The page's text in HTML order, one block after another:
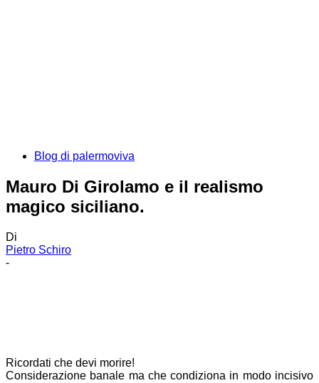
Blog di palermoviva
Mauro Di Girolamo e il realismo
magico siciliano.
Di
Pietro Schiro
-
Ricordati che devi morire!
Considerazione banale ma che condiziona in modo incisivo